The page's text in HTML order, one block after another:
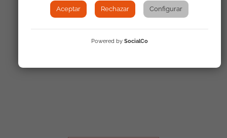
Results per page: 20 50 | 100
Aceptar Rechazar Configurar
Powered by SocialCo